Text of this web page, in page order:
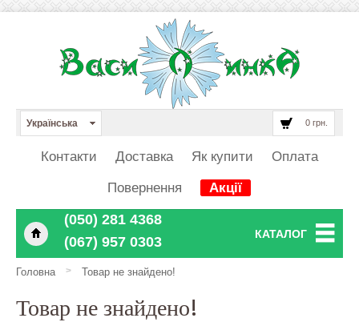
0 грн.
Українська
Контакти Доставка Як купити Оплата
Повернення Акції
‎‎‎‎‎(050) 281 4368
‎‎‎‎‎(067) 957 0303
КАТАЛОГ
Головна > Товар не знайдено!
Товар не знайдено!